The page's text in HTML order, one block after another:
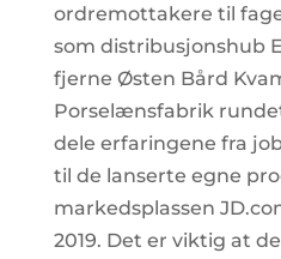
ordremottakere til
som distribusjonshub
fjerne Østen Bård
Porselænsfabrik
dele erfaringene fra
til de lanserte egne
markedsplassen
2019. Det er viktig at